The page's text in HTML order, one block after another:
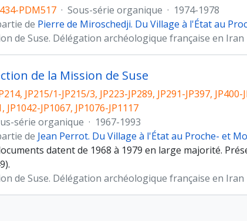
PDM517 · Sous-série organique · 1974-1978
de Pierre de Miroschedji. Du Village à l'État au
de Suse. Délégation archéologique française en Iran
de la Mission de Suse
JP215/1-JP215/3, JP223-JP289, JP291-JP397,
JP1042-JP1067, JP1076-JP1117
série organique · 1967-1993
de Jean Perrot. Du Village à l'État au Proche- et
datent de 1968 à 1979 en large majorité.
de Suse. Délégation archéologique française en Iran